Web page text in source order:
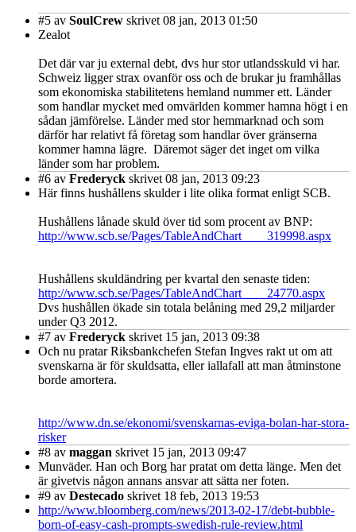
#5 av SoulCrew skrivet 08 jan, 2013 01:50
Zealot
Det där var ju external debt, dvs hur stor utlandsskuld vi har.
Schweiz ligger strax ovanför oss och de brukar ju framhållas
som ekonomiska stabilitetens hemland nummer ett. Länder
som handlar mycket med omvärlden kommer hamna högt i en
sådan jämförelse. Länder med stor hemmarknad och som
därför har relativt få företag som handlar över gränserna
kommer hamna lägre. Däremot säger det inget om vilka
länder som har problem.
#6 av Frederyck skrivet 08 jan, 2013 09:23
Här finns hushållens skulder i lite olika format enligt SCB.
Hushållens lånade skuld över tid som procent av BNP:
http://www.scb.se/Pages/TableAndChart____319998.aspx
Hushållens skuldändring per kvartal den senaste tiden:
http://www.scb.se/Pages/TableAndChart____24770.aspx
Dvs hushållen ökade sin totala belåning med 29,2 miljarder
under Q3 2012.
#7 av Frederyck skrivet 15 jan, 2013 09:38
Och nu pratar Riksbankchefen Stefan Ingves rakt ut om att
svenskarna är för skuldsatta, eller iallafall att man åtminstone
borde amortera.
http://www.dn.se/ekonomi/svenskarnas-eviga-bolan-har-stora-
risker
#8 av maggan skrivet 15 jan, 2013 09:47
Munväder. Han och Borg harpratat om detta länge. Men det
är givetvis någon annans ansvar att sätta ner foten.
#9 av Destecado skrivet 18 feb, 2013 19:53
http://www.bloomberg.com/news/2013-02-17/debt-bubble-
born-of-easy-cash-prompts-swedish-rule-review.html